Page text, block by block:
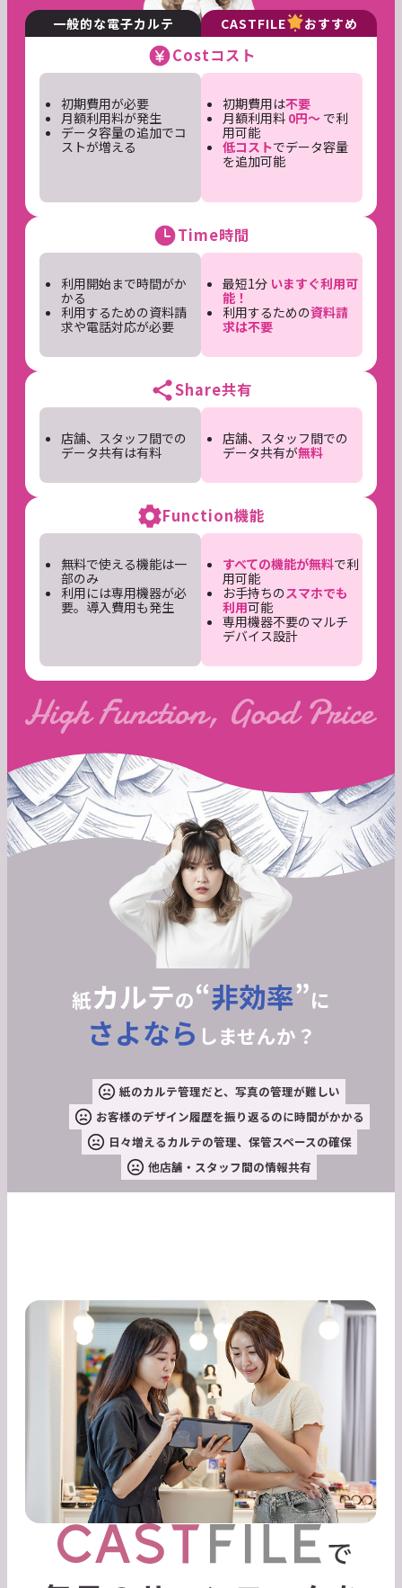
一般的な電子カルテ CASTFILE おすすめ
Costコスト
初期費用が必要
月額利用料が発生
データ容量の追加でコ
ストが増える
初期費用は不要
月額利用料 0円〜 で利
用可能
低コストでデータ容量
を追加可能
Time時間
利用開始まで時間がか
かる
利用するための資料請
求や電話対応が必要
最短1分 いますぐ利用可
能！
利用するための資料請
求は不要
Share共有
店舗、スタッフ間での
データ共有は有料
店舗、スタッフ間での
データ共有が無料
Function機能
無料で使える機能は一
部のみ
利用には専用機器が必
要。導入費用も発生
すべての機能が無料で利
用可能
お手持ちのスマホでも
利用可能
専用機器不要のマルチ
デバイス設計
紙のカルテ管理だと、写真の管理が難しい
お客様のデザイン履歴を振り返るのに時間がかかる
日々増えるカルテの管理、保管スペースの確保
他店舗・スタッフ間の情報共有
紙カルテの“非効率”に
さよなら しませんか？